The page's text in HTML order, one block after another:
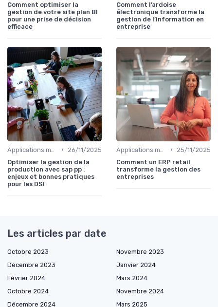
Comment optimiser la
gestion de votre site plan BI
pour une prise de décision
efficace
Comment l’ardoise
électronique transforme la
gestion de l’information en
entreprise
•
26/11/2025
Optimiser la gestion de la
production avec sap pp :
enjeux et bonnes pratiques
pour les DSI
•
25/11/2025
Comment un ERP retail
transforme la gestion des
entreprises
Les articles par date
Octobre 2023
Novembre 2023
Décembre 2023
Janvier 2024
Février 2024
Mars 2024
Octobre 2024
Novembre 2024
Décembre 2024
Mars 2025